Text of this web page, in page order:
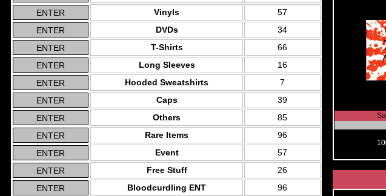
Vinyls
57
DVDs
34
T-Shirts
66
Long Sleeves
16
Hooded Sweatshirts
7
Caps
39
Others
85
Rare Items
96
Event
57
Free Stuff
26
Bloodcurdling ENT
96